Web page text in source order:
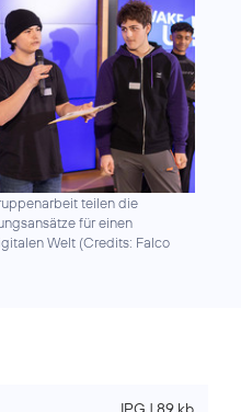
teilen die
für einen
Welt (Credits: Falco